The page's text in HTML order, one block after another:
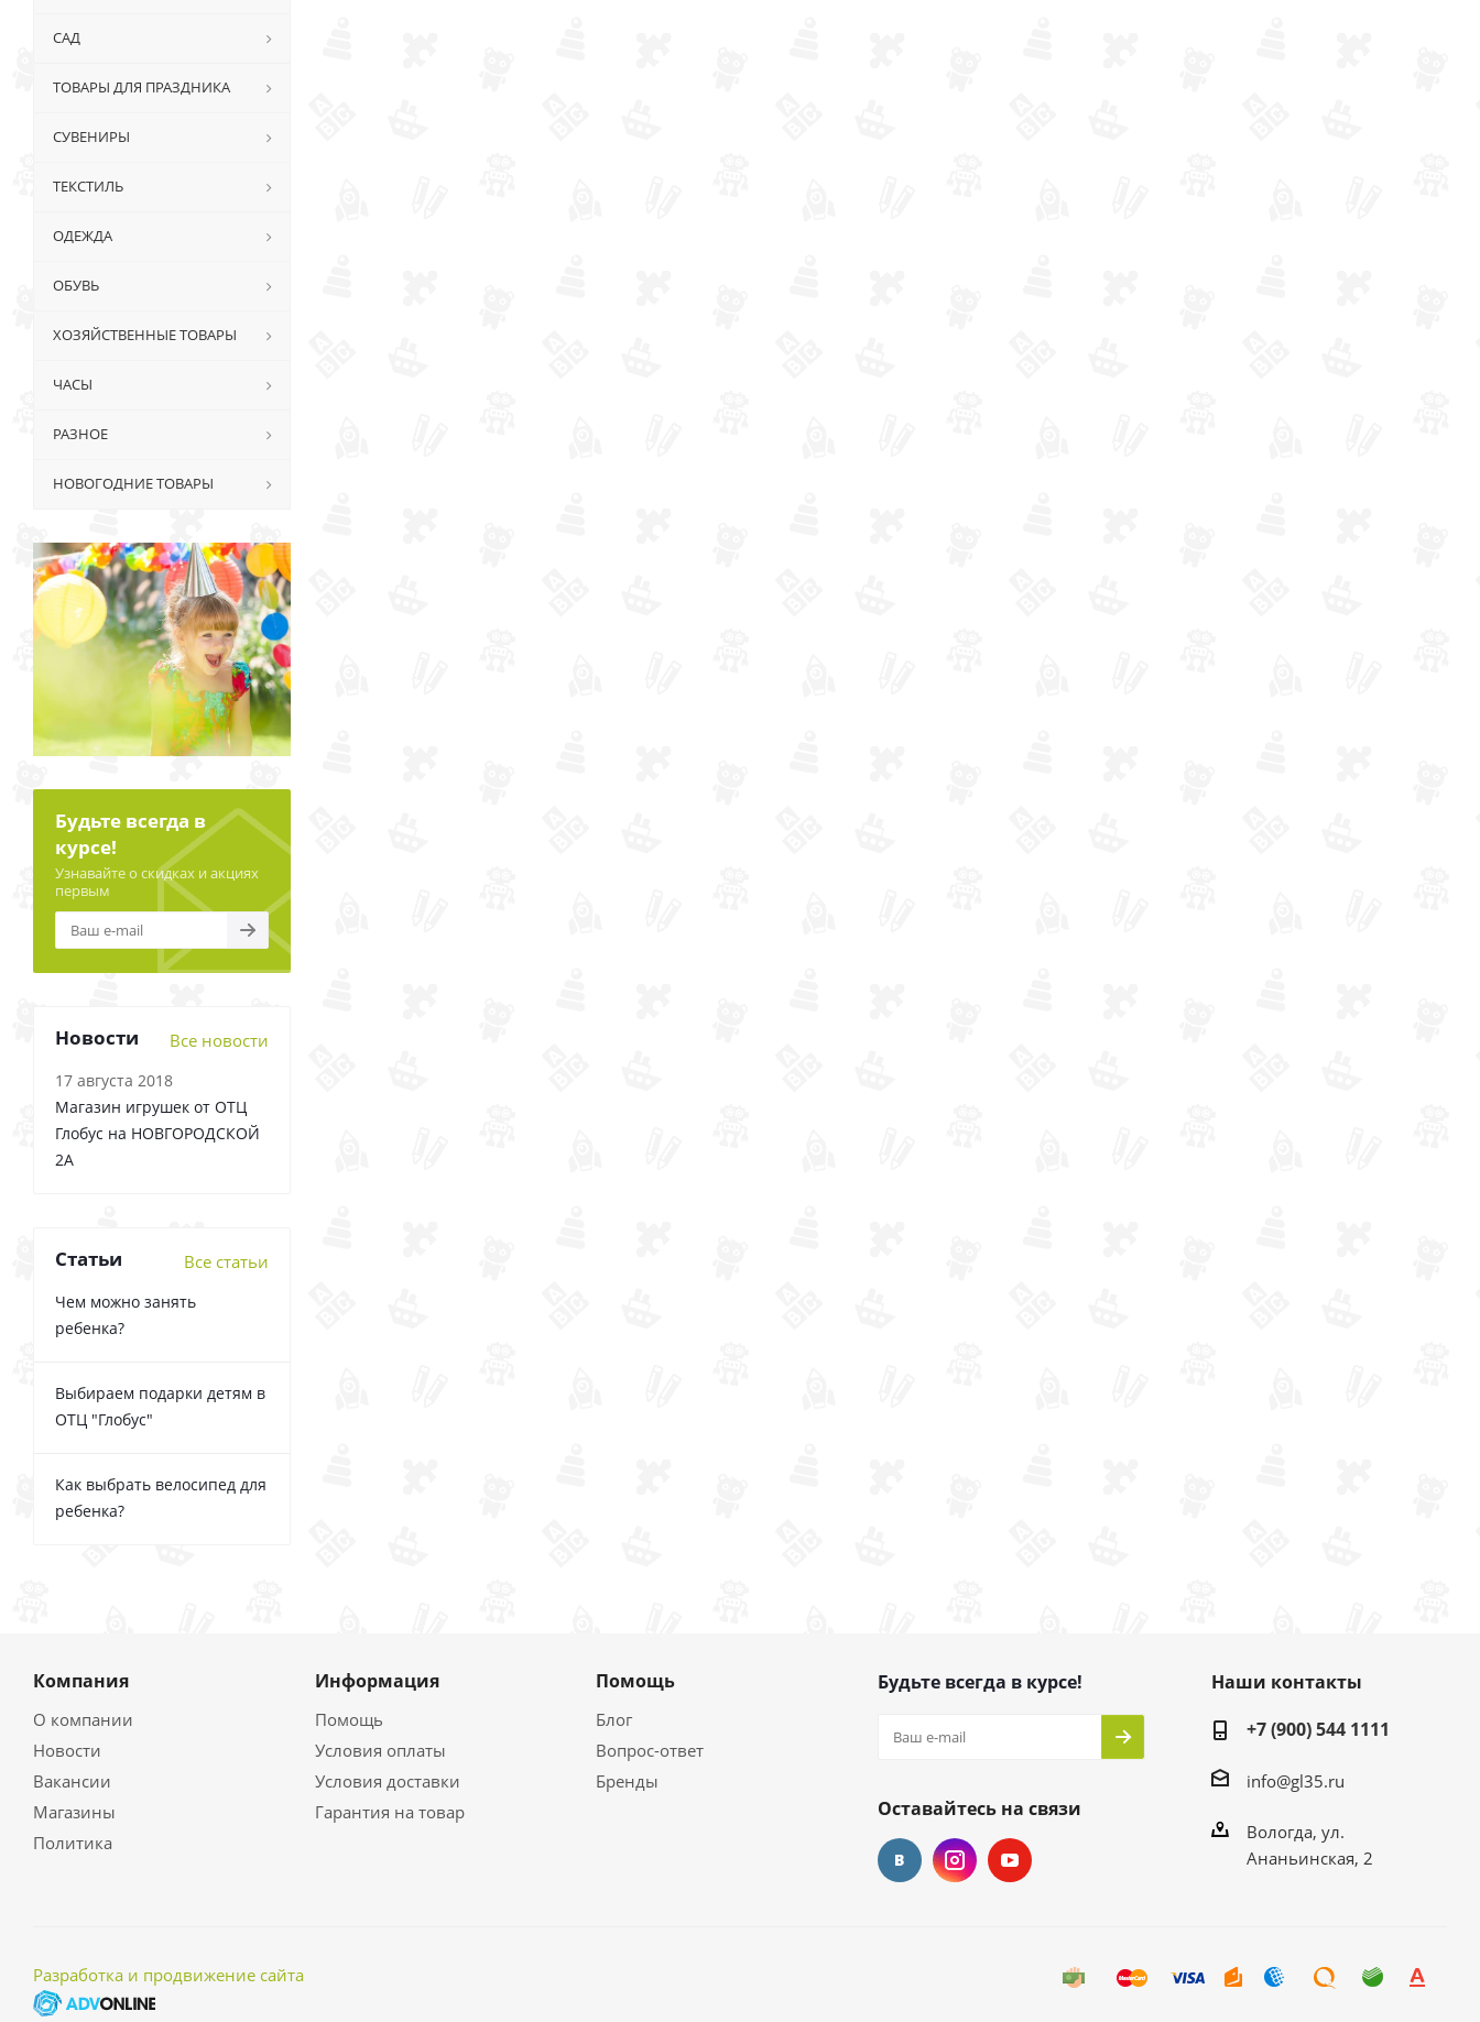
САД
ТОВАРЫ ДЛЯ ПРАЗДНИКА
СУВЕНИРЫ
ТЕКСТИЛЬ
ОДЕЖДА
ОБУВЬ
ХОЗЯЙСТВЕННЫЕ ТОВАРЫ
ЧАСЫ
РАЗНОЕ
НОВОГОДНИЕ ТОВАРЫ
Будьте всегда в
курсе!
Узнавайте о скидках и акциях
первым
Новости Все новости
17 августа 2018
Магазин игрушек от ОТЦ
Глобус на НОВГОРОДСКОЙ
2А
Статьи Все статьи
Чем можно занять
ребенка?
Выбираем подарки детям в
ОТЦ "Глобус"
Как выбрать велосипед для
ребенка?
Компания
О компании
Новости
Вакансии
Магазины
Политика
Информация
Помощь
Условия оплаты
Условия доставки
Гарантия на товар
Помощь
Блог
Вопрос-ответ
Бренды
Будьте всегда в курсе!
Оставайтесь на связи
Наши контакты
+7 (900) 544 1111
info@gl35.ru
Вологда, ул.
Ананьинская, 2
Разработка и продвижение сайта